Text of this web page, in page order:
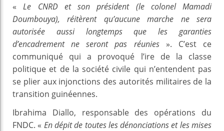
« Le CNRD et son président (le colonel Mamadi
Doumbouya), réitèrent qu’aucune marche ne sera
autorisée aussi longtemps que les garanties
d’encadrement ne seront pas réunies ». C’est ce
communiqué qui a provoqué l’ire de la classe
politique et de la société civile qui n’entendent pas
se plier aux injonctions des autorités militaires de la
transition guinéennes.
Ibrahima Diallo, responsable des opérations du
FNDC. « En dépit de toutes les dénonciations et les mises